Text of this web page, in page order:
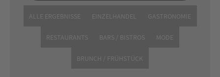
ALLE ERGEBNISSE EINZELHANDEL GASTRONOMIE
RESTAURANTS BARS / BISTROS MODE
BRUNCH / FRÜHSTÜCK